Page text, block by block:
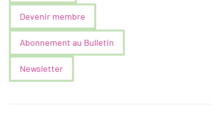
Devenir membre
Abonnement au Bulletin
Newsletter